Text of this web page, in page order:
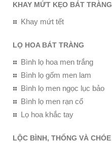
KHAY MỨT KẸO BÁT TRÀNG
Khay mứt tết
LỌ HOA BÁT TRÀNG
Bình lọ hoa men trắng
Bình lọ gốm men lam
Bình lọ men ngọc lục bảo
Bình lọ men rạn cổ
Lọ hoa khắc tay
LỘC BÌNH, THỐNG VÀ CHÓE